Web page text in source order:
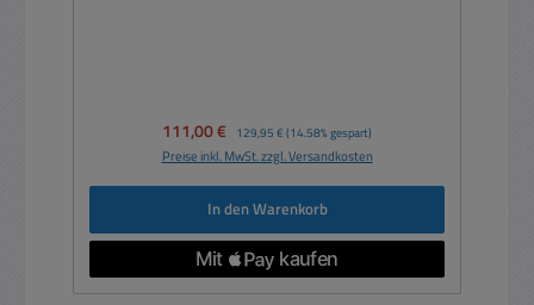
Verkaufspreis:
111,00 € Regulärer Preis:
129,95 € (14.58% gespart)
Preise inkl. MwSt. zzgl. Versandkosten
In den Warenkorb